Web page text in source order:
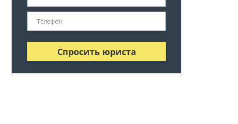
Спросить юриста